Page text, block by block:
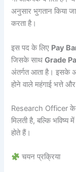
अनुसार भुगतान किया
करता है।
इस पद के लिए Pay
जिसके साथGrade
अंतर्गत आता है। इसके
होने वाले महंगाई भत्ते
Research Officer के
मिलती है, बल्कि
होते हैं।
चयन प्रक्रिया